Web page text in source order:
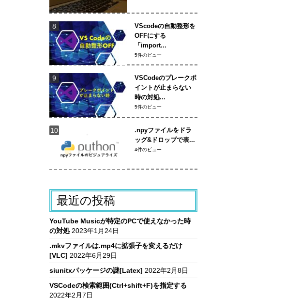
VScodeの自動整形を
OFFにする
「import...
5件のビュー
VSCodeのプレークポ
イントが止まらない
時の対処...
5件のビュー
.npyファイルをドラ
ッグ&ドロップで表...
4件のビュー
最近の投稿
YouTube Musicが特定のPCで使えなかった時
の対処 2023年1月24日
.mkvファイルは.mp4に拡張子を変えるだけ
[VLC] 2022年6月29日
siunitxパッケージの謎[Latex] 2022年2月8日
VSCodeの検索範囲(Ctrl+shift+F)を指定する
2022年2月7日